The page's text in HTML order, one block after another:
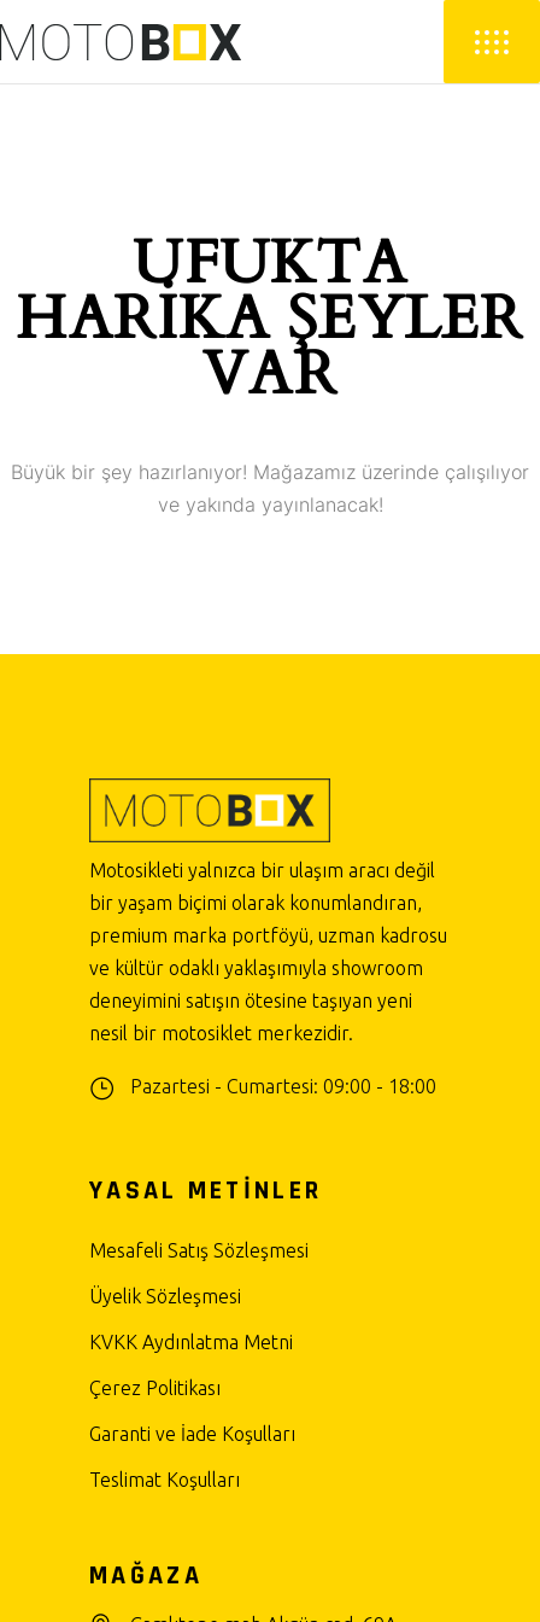
UFUKTA
HARIKA ŞEYLER
VAR
Büyük bir şey hazırlanıyor! Mağazamız üzerinde çalışılıyor
ve yakında yayınlanacak!
Motosikleti yalnızca bir ulaşım aracı değil
bir yaşam biçimi olarak konumlandıran,
premium marka portföyü, uzman kadrosu
ve kültür odaklı yaklaşımıyla showroom
deneyimini satışın ötesine taşıyan yeni
nesil bir motosiklet merkezidir.
Pazartesi - Cumartesi: 09:00 - 18:00
YASAL METİNLER
Mesafeli Satış Sözleşmesi
Üyelik Sözleşmesi
KVKK Aydınlatma Metni
Çerez Politikası
Garanti ve İade Koşulları
Teslimat Koşulları
MAĞAZA